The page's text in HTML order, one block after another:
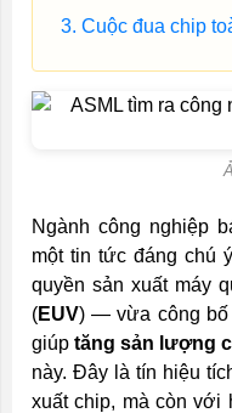
Cuộc đua chip
Ngành công nghiệp
một tin tức đáng chú
quyền sản xuất máy
(EUV) — vừa công bố
giúptăng sản lượng
này. Đây là tín hiệu
xuất chip, mà còn với